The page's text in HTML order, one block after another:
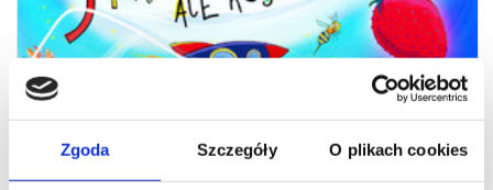
Zgoda Szczegóły O plikach cookies